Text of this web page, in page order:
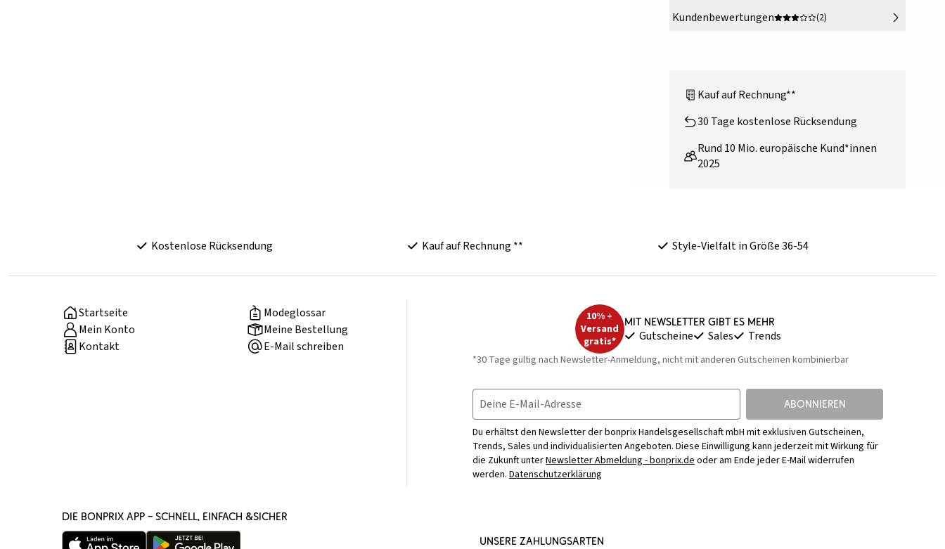
Kundenbewertungen
(2)
Kauf auf Rechnung**
30 Tage kostenlose Rücksendung
Rund 10 Mio. europäische Kund*innen
2025
Kostenlose Rücksendung Kauf auf Rechnung ** Style-Vielfalt in Größe 36-54
Startseite
Modeglossar
Mein Konto
Meine Bestellung
Kontakt
E-Mail schreiben
10% +
Versand
gratis*
Mit Newsletter gibt es mehr
Gutscheine Sales Trends
*30 Tage gültig nach Newsletter-Anmeldung, nicht mit anderen Gutscheinen kombinierbar
Deine E-Mail-Adresse ABONNIEREN
Du erhältst den Newsletter der bonprix Handelsgesellschaft mbH mit exklusiven Gutscheinen,
Trends, Sales und individualisierten Angeboten. Diese Einwilligung kann jederzeit mit Wirkung für
die Zukunft unterNewsletter Abmeldung - bonprix.deoder am Ende jeder E-Mail widerrufen
werden. Datenschutzerklärung
DIE BONPRIX APP – SCHNELL, EINFACH &SICHER
UNSERE ZAHLUNGSARTEN